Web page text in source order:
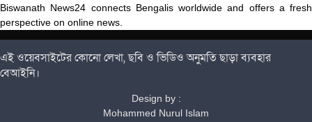
Biswanath News24 connects Bengalis worldwide and offers a fresh
perspective on online news.
এই ওয়েবসাইটের কোনো লেখা, ছবি ও ভিডিও অনুমতি ছাড়া ব্যবহার
বেআইনি।
Design by :
Mohammed Nurul Islam